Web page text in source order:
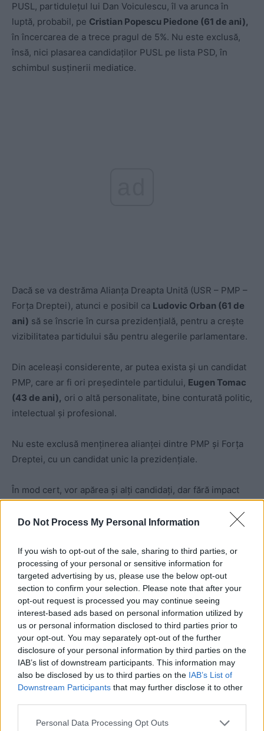
Do Not Process My Personal Information
If you wish to opt-out of the sale, sharing to third parties, or
processing of your personal or sensitive information for
targeted advertising by us, please use the below opt-out
section to confirm your selection. Please note that after your
opt-out request is processed you may continue seeing
interest-based ads based on personal information utilized by
us or personal information disclosed to third parties prior to
your opt-out. You may separately opt-out of the further
disclosure of your personal information by third parties on the
IAB’s list of downstream participants. This information may
also be disclosed by us to third parties on the IAB’s List of
Downstream Participants that may further disclose it to other
Personal Data Processing Opt Outs
PUSL, partidulețul lui Dan Voiculescu, îl va arunca în
luptă, probabil, pe Cristian Popescu Piedone (61 de ani),
în încercarea de a trece pragul de 5%. Nu este exclusă,
însă, nici plasarea candidaților PUSL pe lista PSD, în
schimbul susținerii mediatice.
Dacă se va destrăma Alianța Dreapta Unită (USR – PMP –
Forța Dreptei), atunci e posibil ca Ludovic Orban (61 de
ani) să se înscrie în cursa prezidențială, pentru a crește
vizibilitatea partidului său pentru alegerile parlamentare.
Din aceleași considerente, ar putea exista și un candidat
PMP, care ar fi ori președintele partidului, Eugen Tomac
(43 de ani), ori o altă personalitate, bine conturată politic,
intelectual și profesional.
Nu este exclusă menținerea alianței dintre PMP și Forța
Dreptei, cu un candidat unic la prezidențiale.
În mod cert, vor apărea și alți candidați, dar fără impact
partea PSD (în caz că frica lui Ciolacu îl va face să evite
fără temei – fost șefă a DNA nu va renunța la conducerea
Parchetului European.
ad